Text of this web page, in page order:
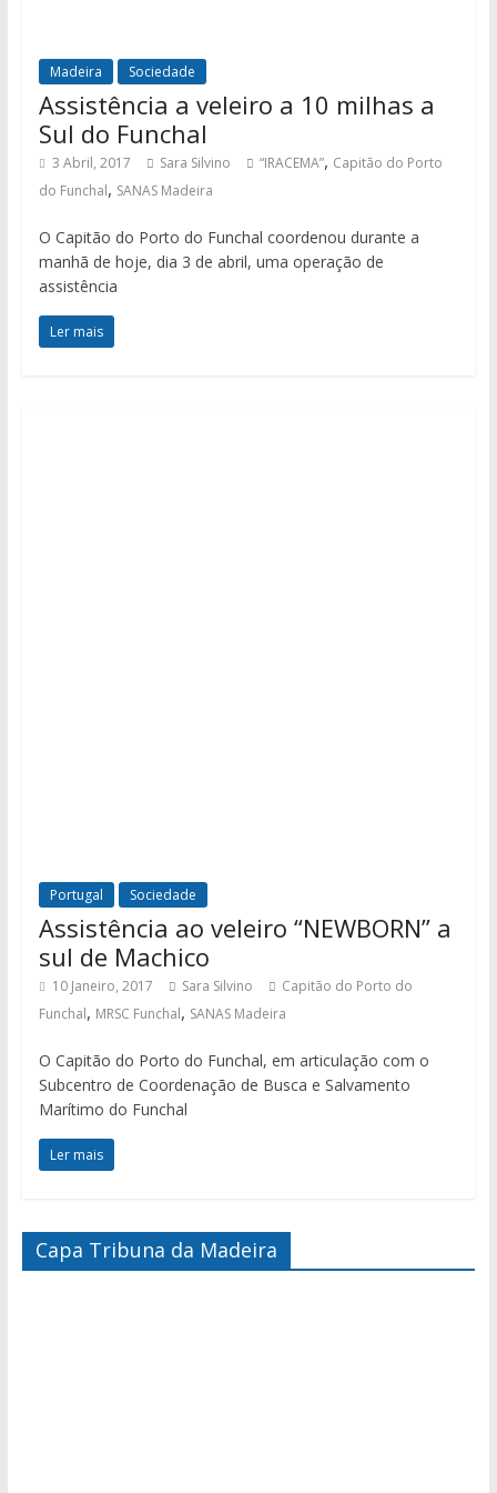
Madeira Sociedade
Assistência a veleiro a 10 milhas a
Sul do Funchal
3 Abril, 2017 Sara Silvino “IRACEMA”, Capitão do Porto
do Funchal, SANAS Madeira
O Capitão do Porto do Funchal coordenou durante a
manhã de hoje, dia 3 de abril, uma operação de
assistência
Ler mais
Portugal Sociedade
Assistência ao veleiro “NEWBORN” a
sul de Machico
10 Janeiro, 2017 Sara Silvino
Capitão do Porto do
Funchal, MRSC Funchal, SANAS Madeira
O Capitão do Porto do Funchal, em articulação com o
Subcentro de Coordenação de Busca e Salvamento
Marítimo do Funchal
Ler mais
Capa Tribuna da Madeira